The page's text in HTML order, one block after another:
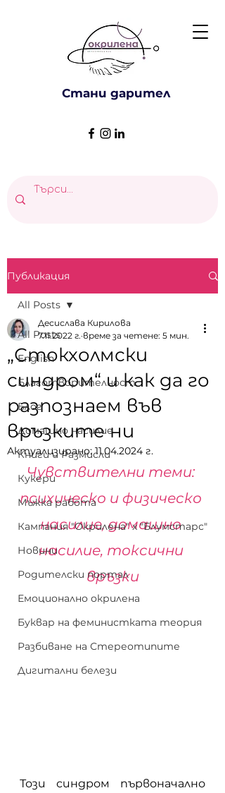
Стани дарител
Публикация
All Posts
English
Благотворителност
Блог
Домашно насилие
Книги и Размисли
Кукери
Мъжка работа
Кампания "Окрилена" x "Блумстарс"
Новини
Родителски портал
Емоционално окрилена
Буквар на феминистката теория
Разбиване на Стереотипите
Дигитални белези
All Posts
„Стокхолмски
синдром“ и как да го
разпознаем във
връзките ни
Десислава Кирилова
7.11.2022 г. време за четене: 5 мин.
Актуализирано:11.04.2024 г.
Чувствителни теми:
психическо и физическо
насилие, домашно
насилие, токсични
връзки
Този синдром първоначално